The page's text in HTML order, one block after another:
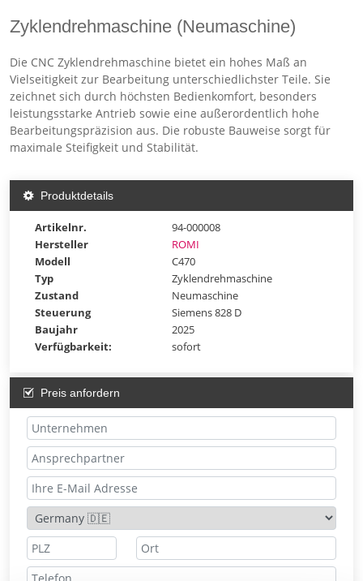
Zyklendrehmaschine (Neumaschine)
Die CNC Zyklendrehmaschine bietet ein hohes Maß an
Vielseitigkeit zur Bearbeitung unterschiedlichster Teile. Sie
zeichnet sich durch höchsten Bedienkomfort, besonders
leistungsstarke Antrieb sowie eine außerordentlich hohe
Bearbeitungspräzision aus. Die robuste Bauweise sorgt für
maximale Steifigkeit und Stabilität.
Produktdetails
Artikelnr.
94-000008
Hersteller
ROMI
Modell
C470
Typ
Zyklendrehmaschine
Zustand
Neumaschine
Steuerung
Siemens 828 D
Baujahr
2025
Verfügbarkeit:
sofort
Preis anfordern